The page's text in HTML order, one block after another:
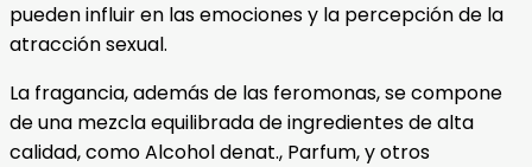
pueden influir en las emociones y la percepción de la
atracción sexual.
La fragancia, además de las feromonas, se compone
de una mezcla equilibrada de ingredientes de alta
calidad, como Alcohol denat., Parfum, y otros